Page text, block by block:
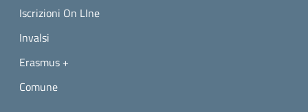
Iscrizioni On LIne
Invalsi
Erasmus +
Comune